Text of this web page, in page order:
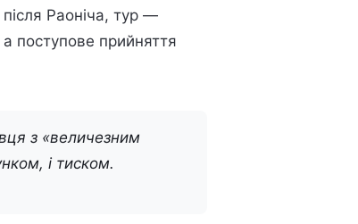
Раоніча, тур —
поступове прийняття
з «величезним
і тиском.